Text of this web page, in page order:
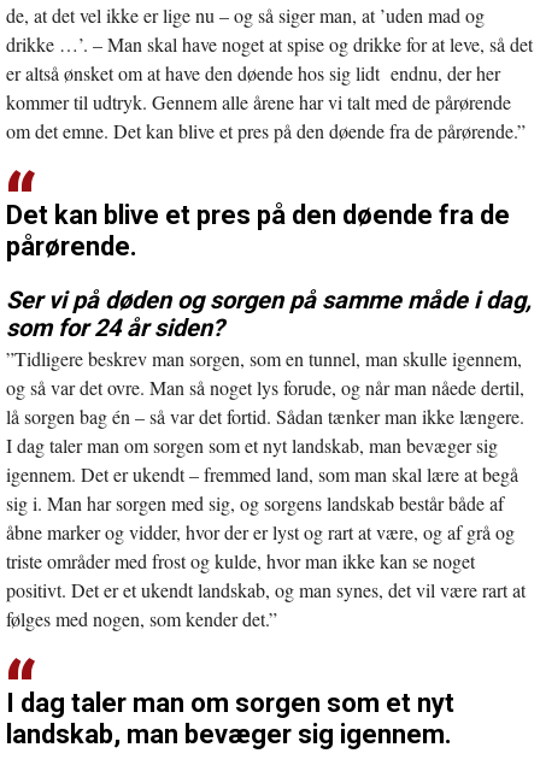
de, at det vel ikke er lige nu – og så siger man, at ’uden mad og
drikke …’. – Man skal have noget at spise og drikke for at leve, så det
er altså ønsket om at have den døende hos sig lidt endnu, der her
kommer til udtryk. Gennem alle årene har vi talt med de pårørende
om det emne. Det kan blive et pres på den døende fra de pårørende.”
Det kan blive et pres på den døende fra de
pårørende.
Ser vi på døden og sorgen på samme måde i dag,
som for 24 år siden?
”Tidligere beskrev man sorgen, som en tunnel, man skulle igennem,
og så var det ovre. Man så noget lys forude, og når man nåede dertil,
lå sorgen bag én – så var det fortid. Sådan tænker man ikke længere.
I dag taler man om sorgen som et nyt landskab, man bevæger sig
igennem. Det er ukendt – fremmed land, som man skal lære at begå
sig i. Man har sorgen med sig, og sorgens landskab består både af
åbne marker og vidder, hvor der er lyst og rart at være, og af grå og
triste områder med frost og kulde, hvor man ikke kan se noget
positivt. Det er et ukendt landskab, og man synes, det vil være rart at
følges med nogen, som kender det.”
I dag taler man om sorgen som et nyt
landskab, man bevæger sig igennem.